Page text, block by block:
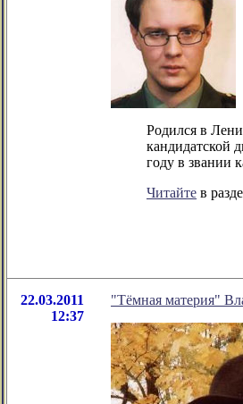
Родился в
кандидатской
году в звании
Читайте в
22.03.2011
12:37
"Тёмная материя"